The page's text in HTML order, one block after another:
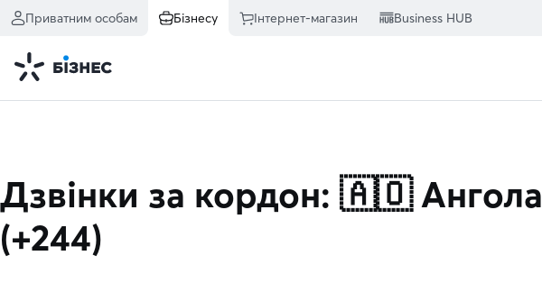
Приватним особам Бізнесу Інтернет-магазин Business HUB
Дзвінки за кордон: 🇦🇴 Ангола
(+244)